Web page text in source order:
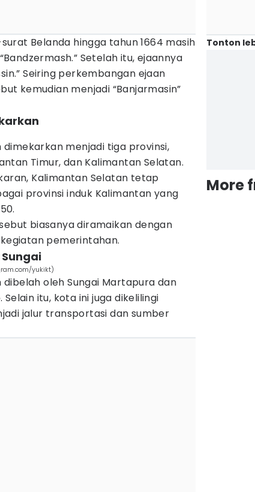
Belanda hingga tahun 1664 masih
Setelah itu, ejaannya
Seiring perkembangan ejaan
kemudian menjadi “Banjarmasin”
dimekarkan menjadi tiga provinsi,
Timur, dan Kalimantan Selatan.
Kalimantan Selatan tetap
provinsi induk Kalimantan yang
biasanya diramaikan dengan
pemerintahan.
yukikt)
oleh Sungai Martapura dan
itu, kota ini juga dikelilingi
jalur transportasi dan sumber
Tonton
More